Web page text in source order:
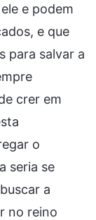
e podem
e que
para salvar a
crer em
o
seria se
a
no reino